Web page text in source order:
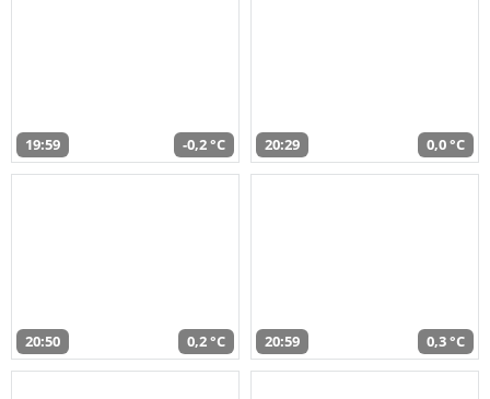
19:59 -0,2 °C 20:29 0,0 °C
20:50 0,2 °C 20:59 0,3 °C